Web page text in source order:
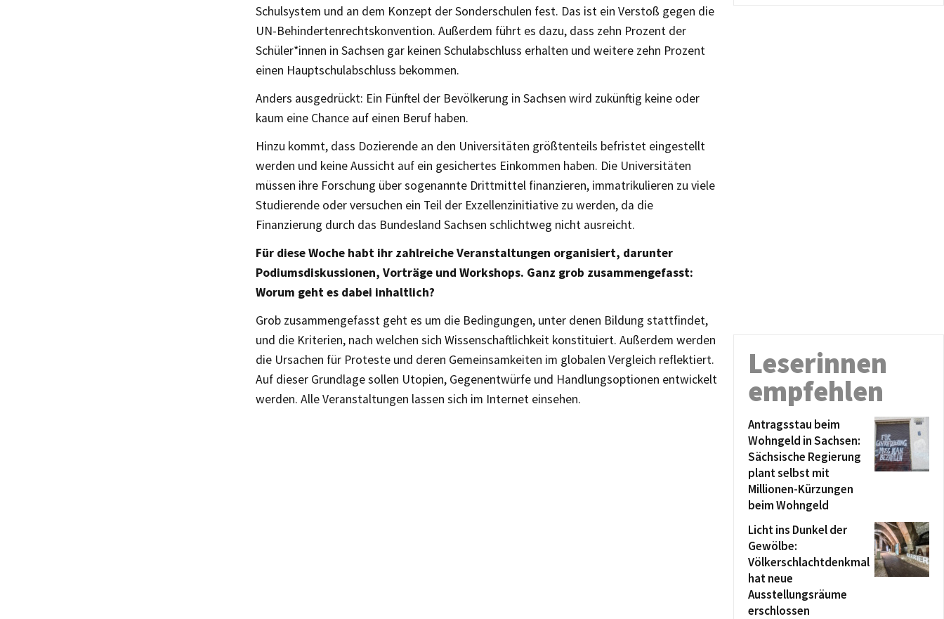
Schulsystem und an dem Konzept der Sonderschulen fest. Das ist ein Verstoß gegen die
UN-Behindertenrechtskonvention. Außerdem führt es dazu, dass zehn Prozent der
Schüler*innen in Sachsen gar keinen Schulabschluss erhalten und weitere zehn Prozent
einen Hauptschulabschluss bekommen.
Anders ausgedrückt: Ein Fünftel der Bevölkerung in Sachsen wird zukünftig keine oder
kaum eine Chance auf einen Beruf haben.
Hinzu kommt, dass Dozierende an den Universitäten größtenteils befristet eingestellt
werden und keine Aussicht auf ein gesichertes Einkommen haben. Die Universitäten
müssen ihre Forschung über sogenannte Drittmittel finanzieren, immatrikulieren zu viele
Studierende oder versuchen ein Teil der Exzellenzinitiative zu werden, da die
Finanzierung durch das Bundesland Sachsen schlichtweg nicht ausreicht.
Für diese Woche habt ihr zahlreiche Veranstaltungen organisiert, darunter
Podiumsdiskussionen, Vorträge und Workshops. Ganz grob zusammengefasst:
Worum geht es dabei inhaltlich?
Grob zusammengefasst geht es um die Bedingungen, unter denen Bildung stattfindet,
und die Kriterien, nach welchen sich Wissenschaftlichkeit konstituiert. Außerdem werden
die Ursachen für Proteste und deren Gemeinsamkeiten im globalen Vergleich reflektiert.
Auf dieser Grundlage sollen Utopien, Gegenentwürfe und Handlungsoptionen entwickelt
werden. Alle Veranstaltungen lassen sich im Internet einsehen.
Leserinnen
empfehlen
Antragsstau beim
Wohngeld in Sachsen:
Sächsische Regierung
plant selbst mit
Millionen-Kürzungen
beim Wohngeld
Licht ins Dunkel der
Gewölbe:
Völkerschlachtdenkmal
hat neue
Ausstellungsräume
erschlossen